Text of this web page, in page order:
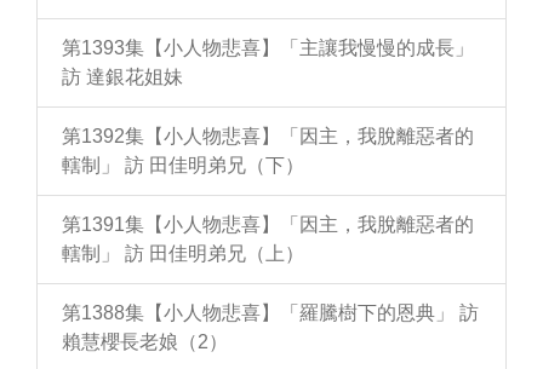
第1393集【小人物悲喜】「主讓我慢慢的成長」
訪 達銀花姐妹
第1392集【小人物悲喜】「因主，我脫離惡者的
轄制」 訪 田佳明弟兄（下）
第1391集【小人物悲喜】「因主，我脫離惡者的
轄制」 訪 田佳明弟兄（上）
第1388集【小人物悲喜】「羅騰樹下的恩典」 訪
賴慧櫻長老娘（2）